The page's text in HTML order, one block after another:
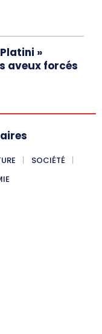
»
aveux forcés
SOCIÉTÉ